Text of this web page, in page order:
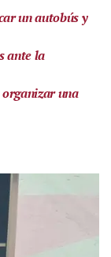
un autobús y
ante la
una